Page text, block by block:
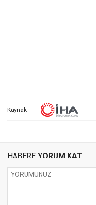
Kaynak:
HABERE YORUM KAT